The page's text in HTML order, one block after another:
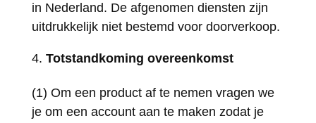
in Nederland. De afgenomen diensten zijn
uitdrukkelijk niet bestemd voor doorverkoop.
Totstandkoming overeenkomst
(1) Om een product af te nemen vragen we
je om een account aan te maken zodat je